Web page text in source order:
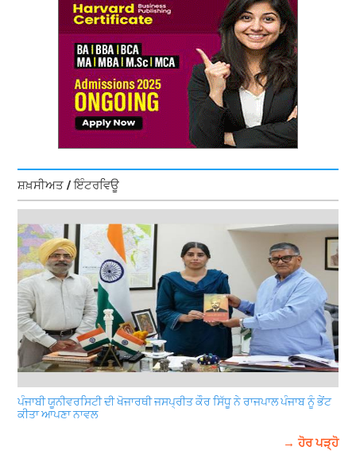
ਸ਼ਖ਼ਸੀਅਤ / ਇੰਟਰਵਿਊ
ਪੰਜਾਬੀ ਯੂਨੀਵਰਸਿਟੀ ਦੀ ਖੋਜਾਰਥੀ ਜਸਪ੍ਰੀਤ ਕੌਰ ਸਿੱਧੂ ਨੇ ਰਾਜਪਾਲ ਪੰਜਾਬ ਨੂੰ ਭੇਂਟ
ਕੀਤਾ ਆਪਣਾ ਨਾਵਲ
→ ਹੋਰ ਪੜ੍ਹੋ